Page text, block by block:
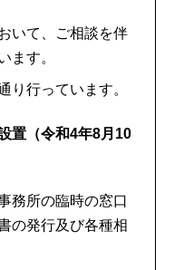
いて、ご相談を伴
ます。
り行っています。
置（令和4年8月10
務所の臨時の窓口
の発行及び各種相